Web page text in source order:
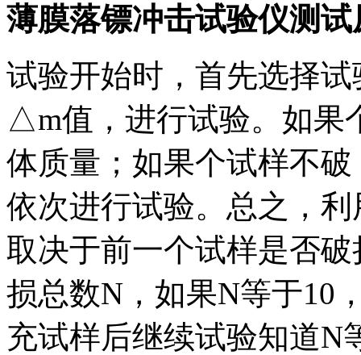
薄膜落镖冲击试验仪测试
试验开始时，首先选择
△m值，进行试验。如果
体质量；如果个试样不
依次进行试验。总之，
取决于前一个试样是否
损总数N，如果N等于10
充试样后继续试验知道N